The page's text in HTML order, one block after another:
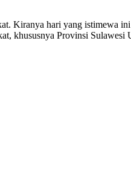
Kiranya hari yang istimewa
khususnya Provinsi Sulawesi